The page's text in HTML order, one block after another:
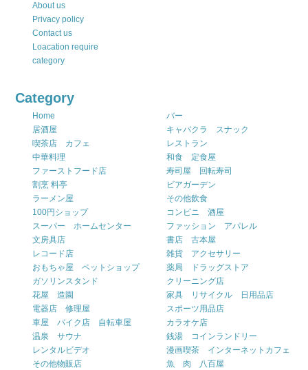
About us
Privacy policy
Contact us
Loacation require
category
Category
Home
バー
居酒屋
キャバクラ スナック
喫茶店 カフェ
レストラン
中華料理
和食 定食屋
ファーストフード店
寿司屋 回転寿司
割烹 料亭
ビアガーデン
ラーメン屋
その他飲食
100円ショップ
コンビニ 酒屋
スーパー ホームセンター
ファッション アパレル
文房具店
書店 古本屋
レコード店
雑貨 アクセサリー
おもちゃ屋 ペットショップ
薬局 ドラッグストア
ガソリンスタンド
クリーニング店
花屋 造園
家具 リサイクル 日用品店
電器店 修理屋
スポーツ用品店
車屋 バイク店 自転車屋
カラオケ店
温泉 サウナ
銭湯 コインランドリー
レンタルビデオ
漫画喫茶 インターネットカフェ
その他物販店
魚 肉 八百屋